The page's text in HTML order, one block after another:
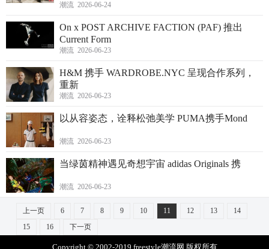
潮流 2026-06-24
On x POST ARCHIVE FACTION (PAF) 推出
Current Form
潮流 2026-06-23
H&M 携手 WARDROBE.NYC 呈现合作系列，
重新
潮流 2026-06-23
以从容姿态，诠释松弛美学 PUMA携手Mond
潮流 2026-06-23
当绿茵精神遇见奇想宇宙 adidas Originals 携
潮流 2026-06-23
上一页 6 7 8 9 10 11 12 13
14
15
16 下一页
Copyright © 2002-2019 freestyle潮流网 版权所有